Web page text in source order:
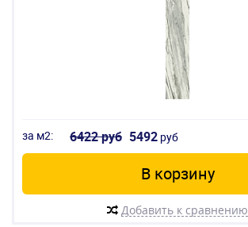
за м2: 6422 руб 5492 руб
В корзину
Добавить к сравнению